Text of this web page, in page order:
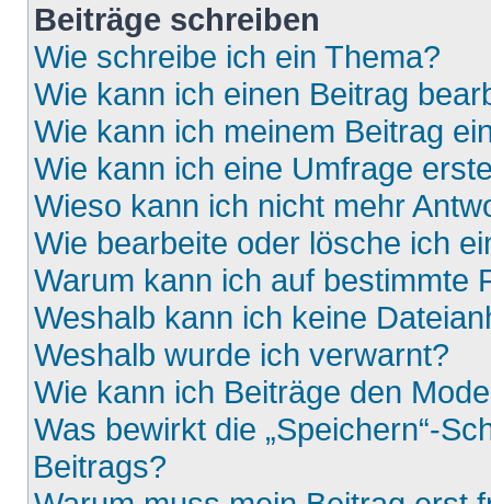
Beiträge schreiben
Wie schreibe ich ein Thema?
Wie kann ich einen Beitrag
Wie kann ich meinem Beitrag
Wie kann ich eine Umfrage
Wieso kann ich nicht mehr
Wie bearbeite oder lösche ich
Warum kann ich auf bestimmte
Weshalb kann ich keine
Weshalb wurde ich verwarnt?
Wie kann ich Beiträge den
Was bewirkt die „Speichern“-
Beitrags?